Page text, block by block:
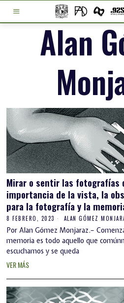
Alan
Mirar o sentir las fotografías
importancia de la vista, la
para la fotografía y la
8 FEBRERO, 2023 ALAN GÓMEZ
Por Alan Gómez Monjaraz.–
memoria es todo aquello que
escuchamos y se queda
VER MÁS